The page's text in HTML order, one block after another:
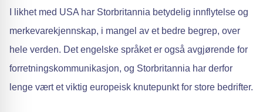
I likhet med USA har Storbritannia betydelig innflytelse og
merkevarekjennskap, i mangel av et bedre begrep, over
hele verden. Det engelske språket er også avgjørende for
forretningskommunikasjon, og Storbritannia har derfor
lenge vært et viktig europeisk knutepunkt for store bedrifter.